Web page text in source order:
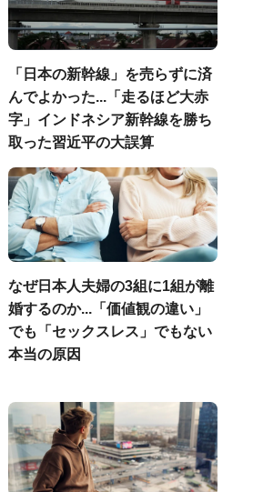
「日本の新幹線」を売らずに済
んでよかった...「走るほど大赤
字」インドネシア新幹線を勝ち
取った習近平の大誤算
なぜ日本人夫婦の3組に1組が離
婚するのか...「価値観の違い」
でも「セックスレス」でもない
本当の原因